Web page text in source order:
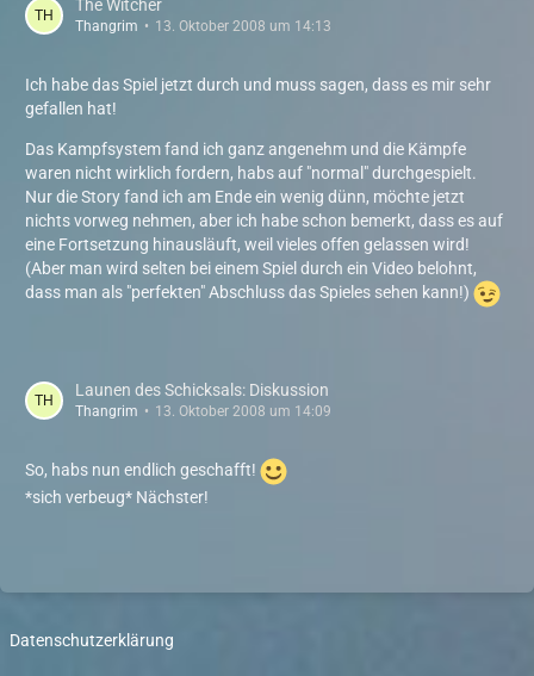
The Witcher
Thangrim 13. Oktober 2008 um 14:13
Ich habe das Spiel jetzt durch und muss sagen, dass es mir sehr
gefallen hat!
Das Kampfsystem fand ich ganz angenehm und die Kämpfe
waren nicht wirklich fordern, habs auf "normal" durchgespielt.
Nur die Story fand ich am Ende ein wenig dünn, möchte jetzt
nichts vorweg nehmen, aber ich habe schon bemerkt, dass es auf
eine Fortsetzung hinausläuft, weil vieles offen gelassen wird!
(Aber man wird selten bei einem Spiel durch ein Video belohnt,
dass man als "perfekten" Abschluss das Spieles sehen kann!)
Launen des Schicksals: Diskussion
Thangrim 13. Oktober 2008 um 14:09
So, habs nun endlich geschafft!
*sich verbeug* Nächster!
Datenschutzerklärung